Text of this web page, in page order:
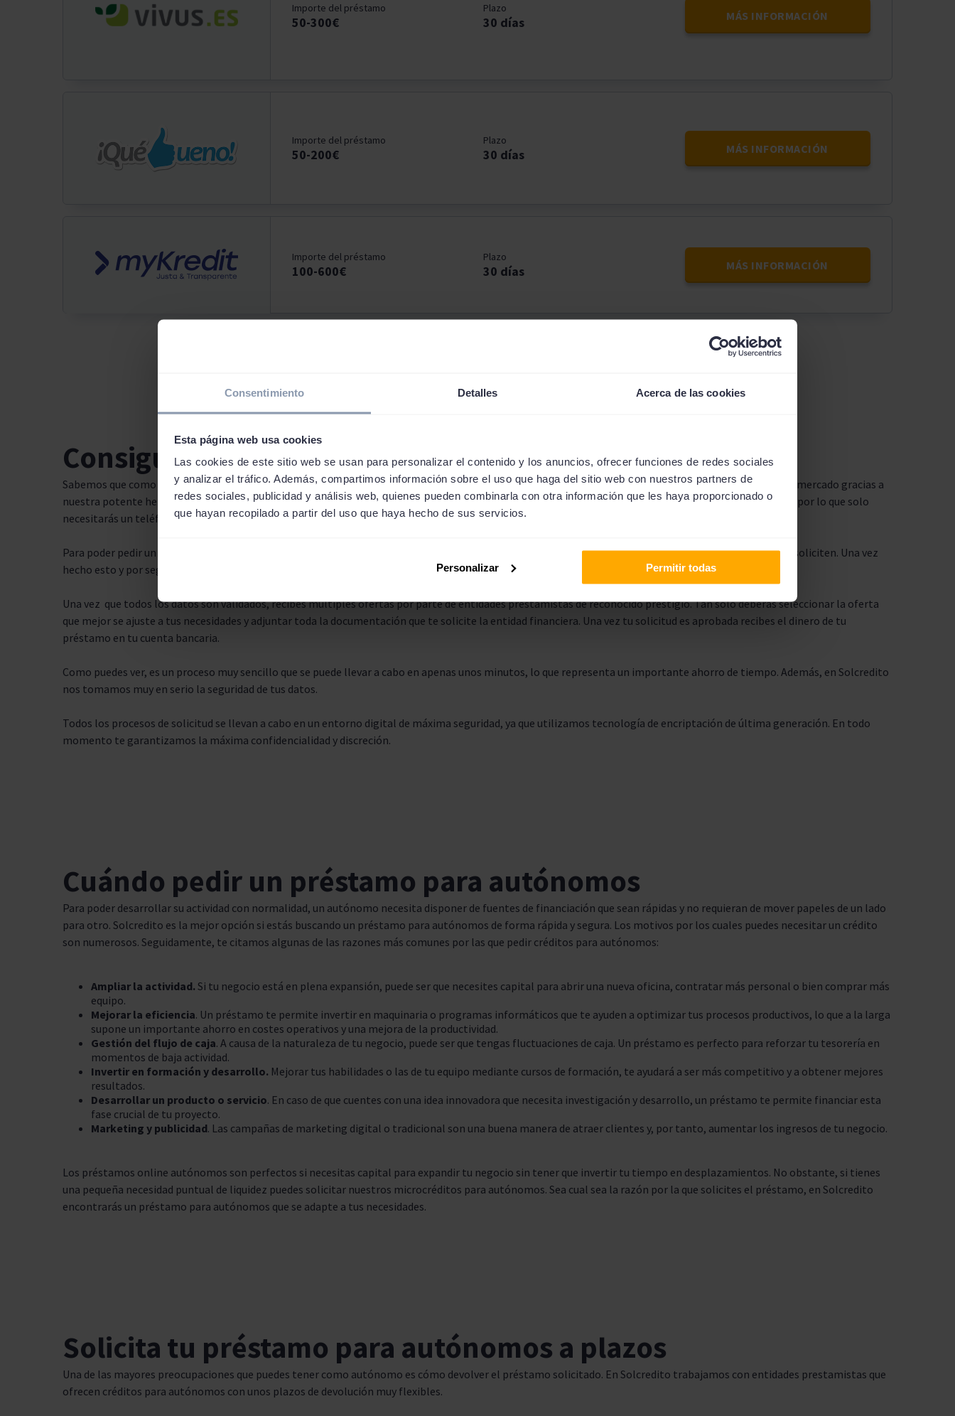
Consentimiento Detalles Acerca de las cookies
Esta página web usa cookies
Las cookies de este sitio web se usan para personalizar el contenido y los anuncios, ofrecer funciones de redes sociales
y analizar el tráfico. Además, compartimos información sobre el uso que haga del sitio web con nuestros partners de
redes sociales, publicidad y análisis web, quienes pueden combinarla con otra información que les haya proporcionado o
que hayan recopilado a partir del uso que haya hecho de sus servicios.
Personalizar Permitir todas
Importe del préstamo
50-300€
Plazo
30 días MÁS INFORMACIÓN
Importe del préstamo
50-200€
Plazo
30 días MÁS INFORMACIÓN
Importe del préstamo
100-600€
Plazo
30 días MÁS INFORMACIÓN
Consigue préstamos para autónomos en minutos
Sabemos que como autónomo, tu tiempo es muy valioso. Por eso, en Solcredito nos encargamos de encontrarte las mejores ofertas de financiación del mercado gracias a
nuestra potente herramienta de búsqueda y comparación de préstamos online autónomos. Todo el proceso de solicitud y contratación es 100 % online, por lo que solo
necesitarás un teléfono móvil u ordenador para hacer tu solicitud.
Para poder pedir un préstamo para autónomos primero de todo te has de registrar en la página web de Solcredito e introducir todos los datos que se te soliciten. Una vez
hecho esto y por seguridad será necesario validar tu identidad.
Una vez que todos los datos son validados, recibes múltiples ofertas por parte de entidades prestamistas de reconocido prestigio. Tan solo deberás seleccionar la oferta
que mejor se ajuste a tus necesidades y adjuntar toda la documentación que te solicite la entidad financiera. Una vez tu solicitud es aprobada recibes el dinero de tu
préstamo en tu cuenta bancaria.
Como puedes ver, es un proceso muy sencillo que se puede llevar a cabo en apenas unos minutos, lo que representa un importante ahorro de tiempo. Además, en Solcredito
nos tomamos muy en serio la seguridad de tus datos.
Todos los procesos de solicitud se llevan a cabo en un entorno digital de máxima seguridad, ya que utilizamos tecnología de encriptación de última generación. En todo
momento te garantizamos la máxima confidencialidad y discreción.
Cuándo pedir un préstamo para autónomos
Para poder desarrollar su actividad con normalidad, un autónomo necesita disponer de fuentes de financiación que sean rápidas y no requieran de mover papeles de un lado
para otro. Solcredito es la mejor opción si estás buscando un préstamo para autónomos de forma rápida y segura. Los motivos por los cuales puedes necesitar un crédito
son numerosos. Seguidamente, te citamos algunas de las razones más comunes por las que pedir créditos para autónomos:
Ampliar la actividad. Si tu negocio está en plena expansión, puede ser que necesites capital para abrir una nueva oficina, contratar más personal o bien comprar más
equipo.
Mejorar la eficiencia. Un préstamo te permite invertir en maquinaria o programas informáticos que te ayuden a optimizar tus procesos productivos, lo que a la larga
supone un importante ahorro en costes operativos y una mejora de la productividad.
Gestión del flujo de caja. A causa de la naturaleza de tu negocio, puede ser que tengas fluctuaciones de caja. Un préstamo es perfecto para reforzar tu tesorería en
momentos de baja actividad.
Invertir en formación y desarrollo. Mejorar tus habilidades o las de tu equipo mediante cursos de formación, te ayudará a ser más competitivo y a obtener mejores
resultados.
Desarrollar un producto o servicio. En caso de que cuentes con una idea innovadora que necesita investigación y desarrollo, un préstamo te permite financiar esta
fase crucial de tu proyecto.
Marketing y publicidad. Las campañas de marketing digital o tradicional son una buena manera de atraer clientes y, por tanto, aumentar los ingresos de tu negocio.
Los préstamos online autónomos son perfectos si necesitas capital para expandir tu negocio sin tener que invertir tu tiempo en desplazamientos. No obstante, si tienes
una pequeña necesidad puntual de liquidez puedes solicitar nuestros microcréditos para autónomos. Sea cual sea la razón por la que solicites el préstamo, en Solcredito
encontrarás un préstamo para autónomos que se adapte a tus necesidades.
Solicita tu préstamo para autónomos a plazos
Una de las mayores preocupaciones que puedes tener como autónomo es cómo devolver el préstamo solicitado. En Solcredito trabajamos con entidades prestamistas que
ofrecen créditos para autónomos con unos plazos de devolución muy flexibles.